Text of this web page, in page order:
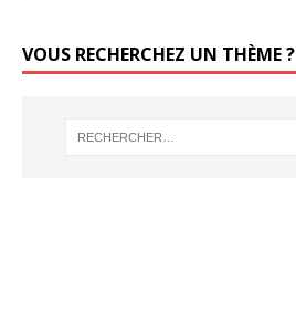
VOUS RECHERCHEZ UN THÈME ?